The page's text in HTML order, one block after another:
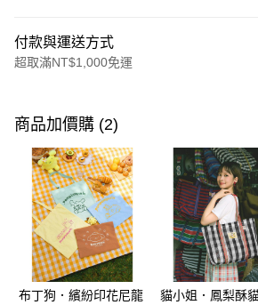
付款與運送方式
超取滿NT$1,000免運
信用卡一次付款
購物金
超商取貨付款
LINE Pay
街口支付
運送方式
商品加價購 (2)
布丁狗．繽紛印花尼龍
貓小姐．鳳梨酥